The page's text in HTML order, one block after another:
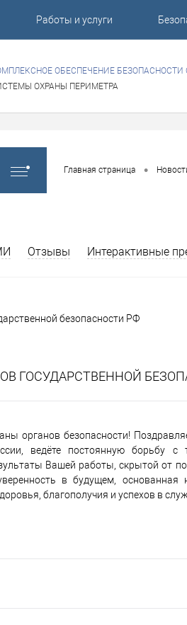
Работы и услуги
ОБЕСПЕЧЕНИЕ БЕЗОПАСНОСТИ
ОХРАНЫ ПЕРИМЕТРА
Главная страница •
Отзывы Интерактивные
ГОСУДАРСТВЕННОЙ
органов безопасности!
ведёте постоянную борьбу
Вашей работы, скрытой от
в будущем,
благополучия и успехов в